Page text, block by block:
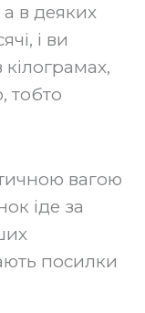
а в деяких
і ви
тобто
вагою
іде за
посилки